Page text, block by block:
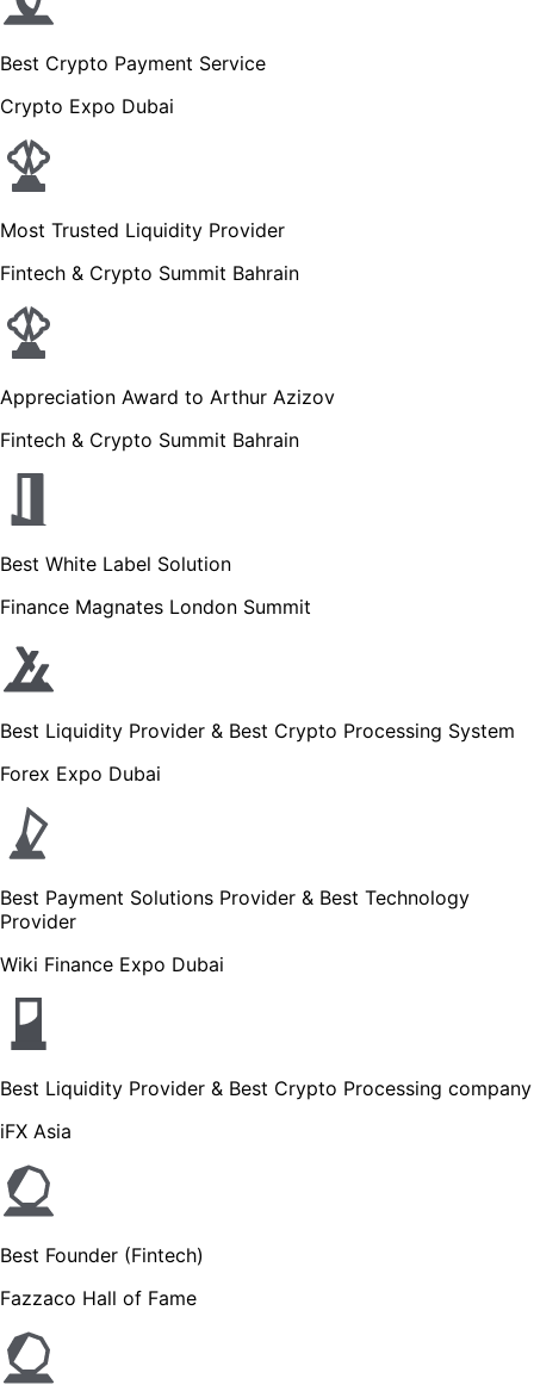
Best Crypto Payment Service
Crypto Expo Dubai
Most Trusted Liquidity Provider
Fintech & Crypto Summit Bahrain
Appreciation Award to Arthur Azizov
Fintech & Crypto Summit Bahrain
Best White Label Solution
Finance Magnates London Summit
Best Liquidity Provider & Best Crypto Processing System
Forex Expo Dubai
Best Payment Solutions Provider & Best Technology
Provider
Wiki Finance Expo Dubai
Best Liquidity Provider & Best Crypto Processing company
iFX Asia
Best Founder (Fintech)
Fazzaco Hall of Fame